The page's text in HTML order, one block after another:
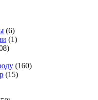
(6)
(1)
(160)
(15)